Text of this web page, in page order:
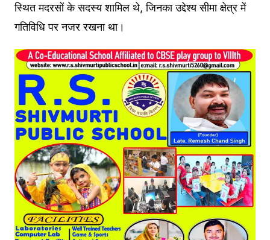
स्थित मदरसों के सदस्य शामिल थे, जिनका उद्देश्य सीमा क्षेत्र में
गतिविधि पर नजर रखना था।